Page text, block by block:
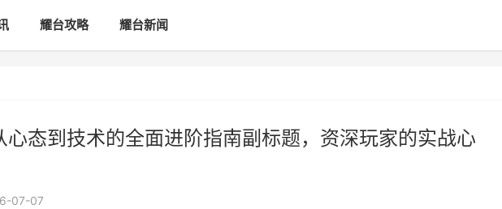
耀台攻略 耀台新闻
心态到技术的全面进阶指南副标题，资深玩家的实战心
07-07